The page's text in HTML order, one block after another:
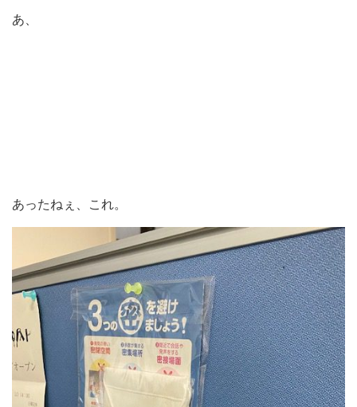
あ、
あったねぇ、これ。